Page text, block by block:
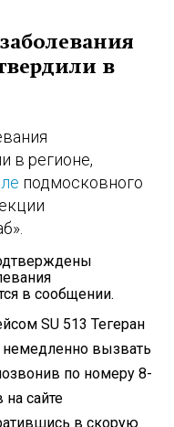
в
в регионе,
подмосковного
в сообщении.
SU 513 Тегеран
вызвать
по номеру 8-
сайте
в скорую